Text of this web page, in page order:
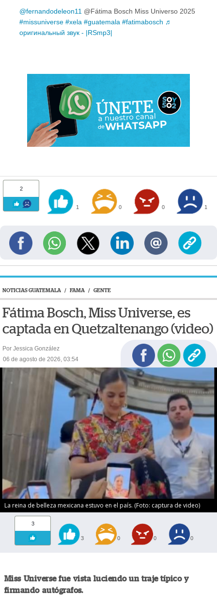
@fernandodeleon11 @Fátima Bosch Miss Universo 2025
#missuniverse #xela #guatemala #fatimabosch ♬
оригинальный звук - |RSmp3|
2
1 0 0 1
NOTICIAS GUATEMALA / FAMA / GENTE
Fátima Bosch, Miss Universe, es
captada en Quetzaltenango (video)
Por Jessica González
06 de agosto de 2026, 03:54
La reina de belleza mexicana estuvo en el país. (Foto: captura de video)
3
3 0 0 0
Miss Universe fue vista luciendo un traje típico y
firmando autógrafos.